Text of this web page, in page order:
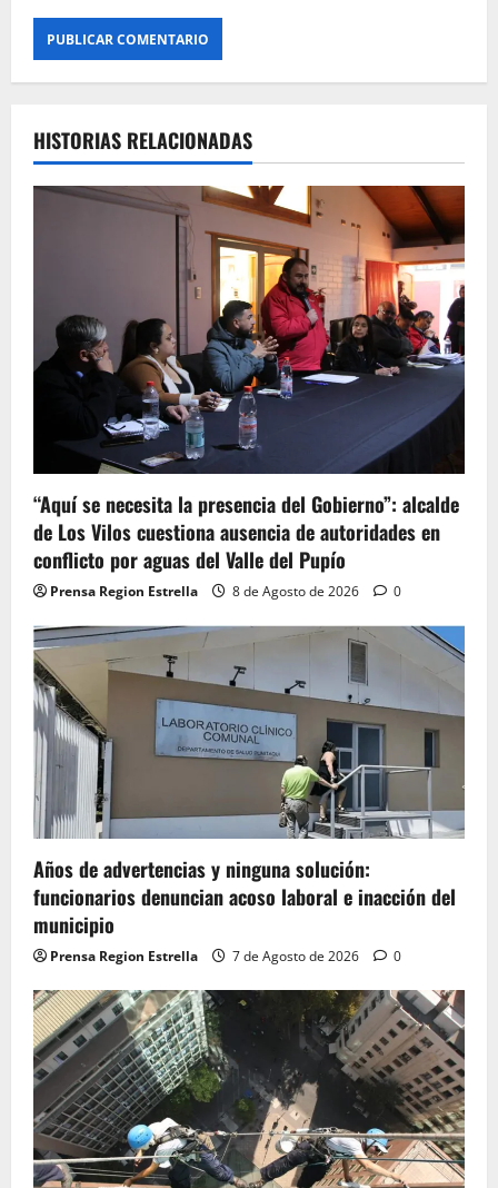
HISTORIAS RELACIONADAS
“Aquí se necesita la presencia del Gobierno”: alcalde
de Los Vilos cuestiona ausencia de autoridades en
conflicto por aguas del Valle del Pupío
Prensa Region Estrella 8 de Agosto de 2026 0
Años de advertencias y ninguna solución:
funcionarios denuncian acoso laboral e inacción del
municipio
Prensa Region Estrella 7 de Agosto de 2026 0